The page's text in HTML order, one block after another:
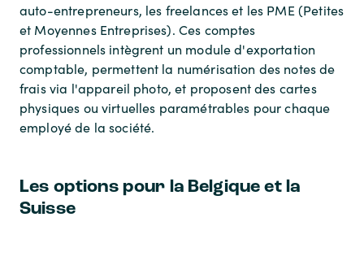
auto-entrepreneurs, les freelances et les PME (Petites
et Moyennes Entreprises). Ces comptes
professionnels intègrent un module d'exportation
comptable, permettent la numérisation des notes de
frais via l'appareil photo, et proposent des cartes
physiques ou virtuelles paramétrables pour chaque
employé de la société.
Les options pour la Belgique et la
Suisse